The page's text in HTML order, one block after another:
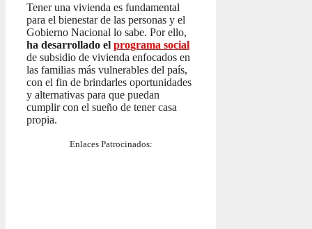
Tener una vivienda es fundamental
para el bienestar de las personas y el
Gobierno Nacional lo sabe. Por ello,
ha desarrollado el programa social
de subsidio de vivienda enfocados en
las familias más vulnerables del país,
con el fin de brindarles oportunidades
y alternativas para que puedan
cumplir con el sueño de tener casa
propia.
Enlaces Patrocinados: